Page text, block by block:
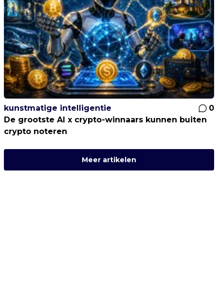
kunstmatige intelligentie
0
De grootste AI x crypto-winnaars kunnen buiten
crypto noteren
Meer artikelen